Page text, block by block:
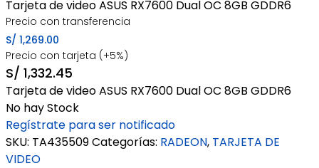
Tarjeta de video ASUS RX7600 Dual OC 8GB GDDR6
Precio con transferencia
S/ 1,269.00
Precio con tarjeta (+5%)
S/ 1,332.45
Tarjeta de video ASUS RX7600 Dual OC 8GB GDDR6
No hay Stock
Regístrate para ser notificado
SKU: TA435509Categorías: RADEON, TARJETA DE
VIDEO